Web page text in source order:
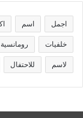
اجمل اسم
خلفيات رومانسية
لاسم للاحتفال